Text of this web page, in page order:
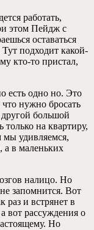
работать,
этом Пейдж с
оставаться
Тут подходит какой-
кто-то пристал,
есть одно но. Это
нужно бросать
большой
только на квартиру,
мы удивляемся,
а в маленьких
налицо. Но
запомнится. Вот
раз и встрянет в
вот рассуждения о
Но